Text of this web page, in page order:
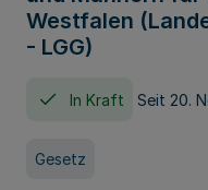
Westfalen
- LGG)
In Kraft Seit 20.
Gesetz